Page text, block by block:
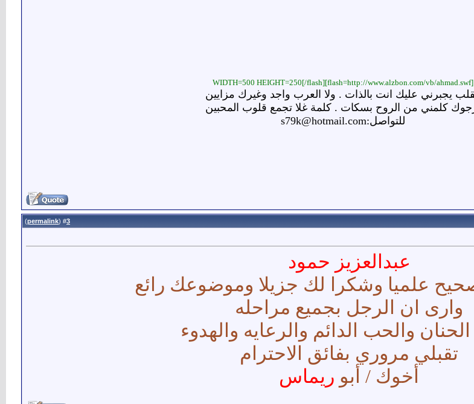
[flash=http://www.alzbon.com/vb/ahmad.swf]WIDTH=500 HEIGHT=250[/flash]
يجبرني عليك انت بالذات . ولا العرب واجد وغيرك مزايين
كلمني من الروح بسكات . كلمة غلا تجمع قلوب المحبين
للتواصل:s79k@hotmail.com
3
(
permalink
)
عبدالعزيز حمود
صحيح علميا وشكرا لك جزيلا وموضوعك رائع
وارى ان الرجل بجميع مراحله
والحب الدائم والرعايه والهدوء
تقبلي مروري بفائق الاحترام
أخوك / أبو ريماس